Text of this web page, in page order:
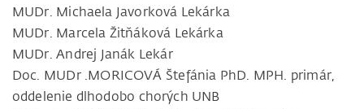
MUDr. Michaela Javorková Lekárka
MUDr. Marcela Žitňáková Lekárka
MUDr. Andrej Janák Lekár
Doc. MUDr .MORICOVÁ Štefánia PhD. MPH. primár,
oddelenie dlhodobo chorých UNB